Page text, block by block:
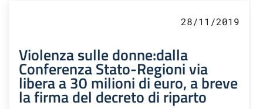
28/11/2019
Violenza sulle donne:dalla
Conferenza Stato-Regioni via
libera a 30 milioni di euro, a breve
la firma del decreto di riparto